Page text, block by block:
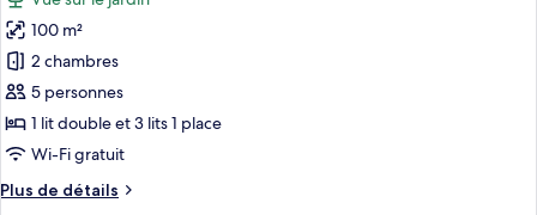
les
photos
pour
ce
type
de
chambre :
Appartement
100 m²
2 chambres
5 personnes
1 lit double et 3 lits 1 place
Wi-Fi gratuit
Plus de détails
Plus